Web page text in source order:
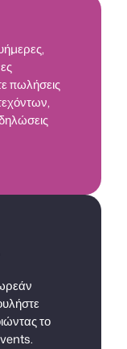
πωλήσεις
το